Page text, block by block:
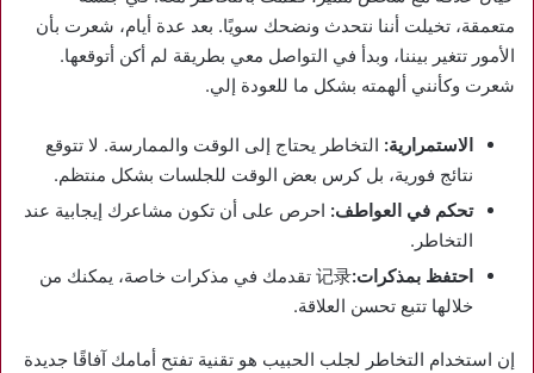
متعمقة، تخيلت أننا نتحدث ونضحك سويًا. بعد عدة أيام، شعرت بأن
الأمور تتغير بيننا، وبدأ في التواصل معي بطريقة لم أكن أتوقعها.
شعرت وكأنني ألهمته بشكل ما للعودة إلي.
الاستمرارية: التخاطر يحتاج إلى الوقت والممارسة. لا تتوقع
نتائج فورية، بل كرس بعض الوقت للجلسات بشكل منتظم.
تحكم في العواطف: احرص على أن تكون مشاعرك إيجابية عند
التخاطر.
احتفظ بمذكرات:
记录 تقدمك في مذكرات خاصة، يمكنك من
خلالها تتبع تحسن العلاقة.
إن استخدام التخاطر لجلب الحبيب هو تقنية تفتح أمامك آفاقًا جديدة